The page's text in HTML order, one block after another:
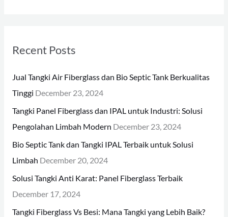
c
r
:
Recent Posts
Jual Tangki Air Fiberglass dan Bio Septic Tank Berkualitas
Tinggi December 23, 2024
Tangki Panel Fiberglass dan IPAL untuk Industri: Solusi
Pengolahan Limbah Modern December 23, 2024
Bio Septic Tank dan Tangki IPAL Terbaik untuk Solusi
Limbah December 20, 2024
Solusi Tangki Anti Karat: Panel Fiberglass Terbaik
December 17, 2024
Tangki Fiberglass Vs Besi: Mana Tangki yang Lebih Baik?